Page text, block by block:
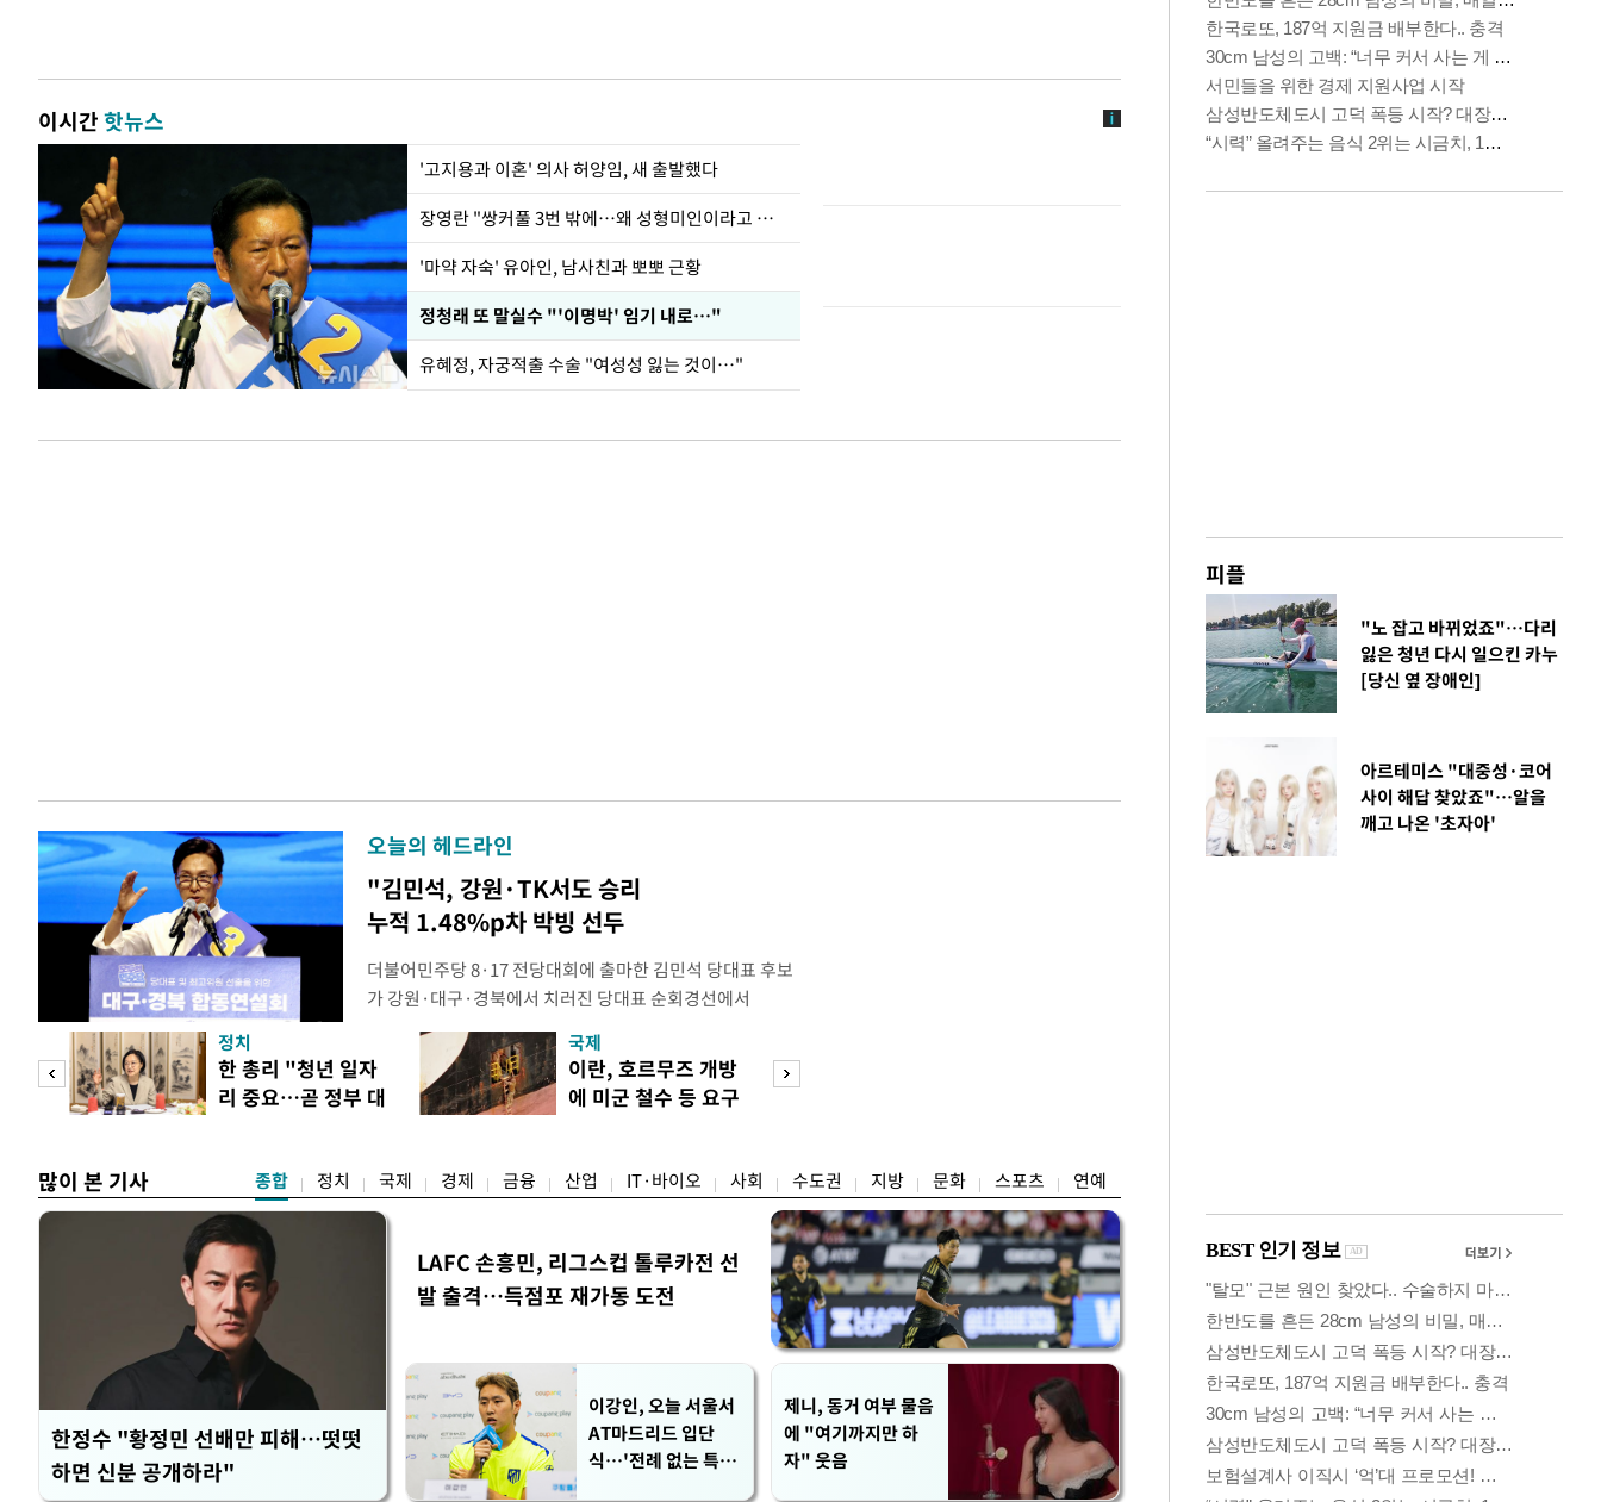
이시간핫뉴스
'고지용과 이혼' 의사 허양임, 새 출발했다
장영란 "쌍커풀 3번 밖에…왜 성형미인이라고 하냐"
'마약 자숙' 유아인, 남사친과 뽀뽀 근황
정청래 또 말실수 "'이명박' 임기 내로…"
유혜정, 자궁적출 수술 "여성성 잃는 것이…"
오늘의 헤드라인
"김민석, 강원·TK서도 승리
누적 1.48%p차 박빙 선두
더불어민주당 8·17 전당대회에 출마한 김민석 당대표 후보
가 강원·대구·경북에서 치러진 당대표 순회경선에서
48.54%(1만8977표)를 얻어 상대 경쟁주자인 정청래 후보
를 1622표(4.14%p) 차로 제치고 1위를 차지했다. 전날 제주
·인천 권리당원 투표에서도 김 후보가 앞섰다. 이에 따라 누
적 합산(가중치 미반영)에서도 김 후보(46.01%)가
피
정치
한 총리 "청년 일자
리 중요…곧 정부 대
국제
이란, 호르무즈 개방
에 미군 철수 등 요구
많이 본 기사 종합 정치 국제 경제 금융 산업 IT·바이오 사회 수도권 지방 문화 스포츠 연예
한정수 "황정민 선배만 피해…떳떳
하면 신분 공개하라"
LAFC 손흥민, 리그스컵 톨루카전 선
발 출격…득점포 재가동 도전
이강인, 오늘 서울서
AT마드리드 입단
식…'전례 없는 특급
제니, 동거 여부 물음
에 "여기까지만 하
자" 웃음
피플
"노 잡고 바뀌었죠"…다리
잃은 청년 다시 일으킨 카누
[당신 옆 장애인]
아르테미스 "대중성·코어
사이 해답 찾았죠"…알을
깨고 나온 '초자아'